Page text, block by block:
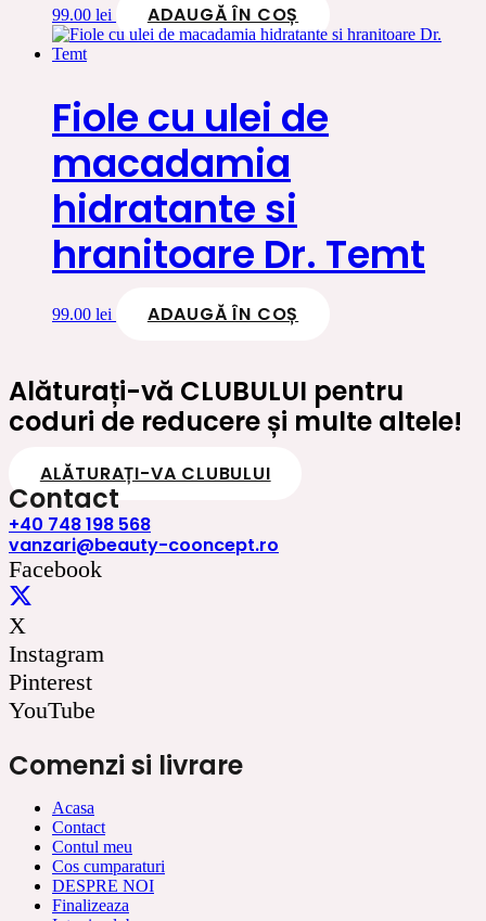
99.00 lei ADAUGĂ ÎN COȘ
Fiole cu ulei de
macadamia
hidratante si
hranitoare Dr. Temt
99.00 lei ADAUGĂ ÎN COȘ
Alăturați-vă CLUBULUI pentru
coduri de reducere și multe altele!
ALĂTURAȚI-VA CLUBULUI
Contact
+40 748 198 568
vanzari@beauty-cooncept.ro
Facebook
X
Instagram
Pinterest
YouTube
Comenzi si livrare
Acasa
Contact
Contul meu
Cos cumparaturi
DESPRE NOI
Finalizeaza